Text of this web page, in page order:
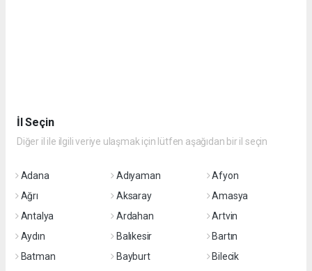
İl Seçin
Diğer il ile ilgili veriye ulaşmak için lütfen aşağıdan bir il seçin
Adana Adıyaman
Afyon
Ağrı
Aksaray
Amasya
Antalya
Ardahan
Artvin
Aydın
Balıkesir
Bartın
Batman
Bayburt
Bilecik